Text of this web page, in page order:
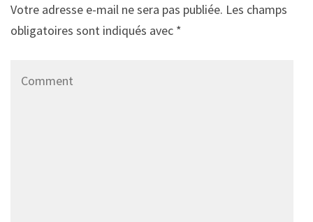
Votre adresse e-mail ne sera pas publiée. Les champs
obligatoires sont indiqués avec *